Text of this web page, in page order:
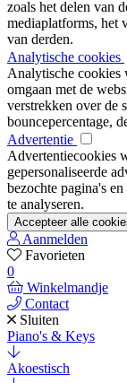
zoals het delen van
mediaplatforms, het
van derden.
Analytische cookies
Analytische cookies
omgaan met de
verstrekken over de
bouncepercentage,
Advertentie
Advertentiecookies
gepersonaliseerde
bezochte pagina's
te analyseren.
Accepteer alle
Aanmelden
Favorieten
0
Winkelmandje
Contact
Sluiten
Piano's & Keys
Akoestisch